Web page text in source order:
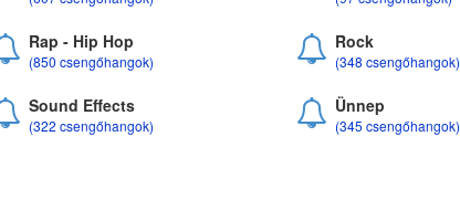
Rap - Hip Hop
(850 csengőhangok)
Rock
(348 csengőhangok)
Sound Effects
(322 csengőhangok)
Ünnep
(345 csengőhangok)